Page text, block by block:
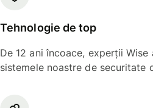
Tehnologie de top
De 12 ani încoace, experții
sistemele noastre de securitate